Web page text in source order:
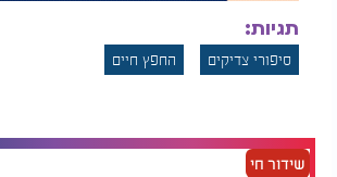
תגיות:
סיפורי צדיקים החפץ חיים
שידור חי